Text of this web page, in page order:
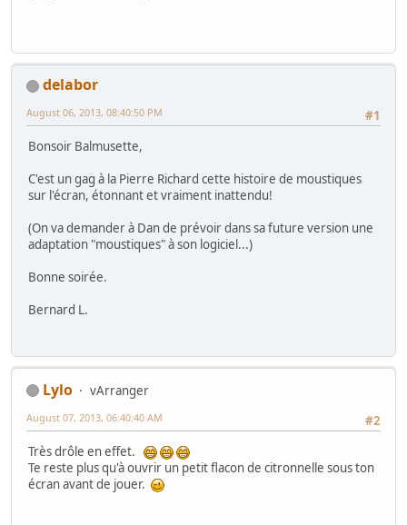
delabor
#1
August 06, 2013, 08:40:50 PM
Bonsoir Balmusette,
C'est un gag à la Pierre Richard cette histoire de moustiques
sur l'écran, étonnant et vraiment inattendu!
(On va demander à Dan de prévoir dans sa future version une
adaptation "moustiques" à son logiciel...)
Bonne soirée.
Bernard L.
Lylo
vArranger
#2
August 07, 2013, 06:40:40 AM
Très drôle en effet.
Te reste plus qu'à ouvrir un petit flacon de citronnelle sous ton
écran avant de jouer.